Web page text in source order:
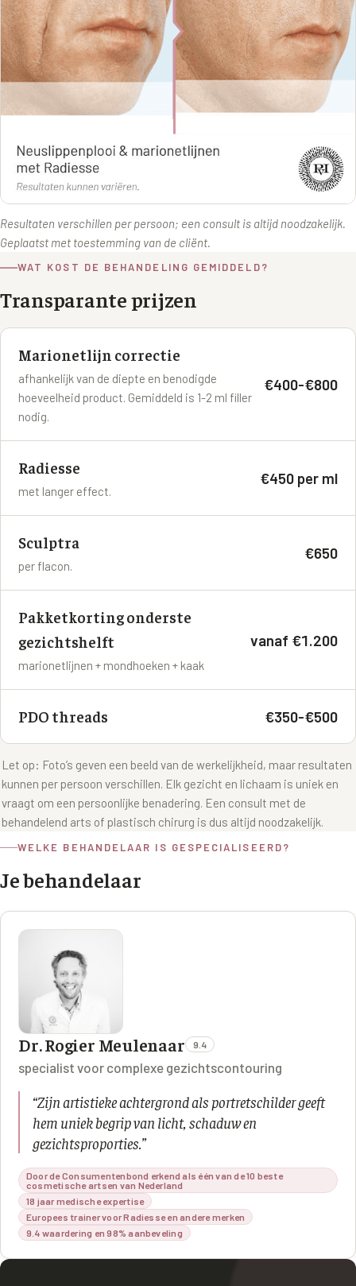
Resultaten verschillen per persoon; een consult is altijd noodzakelijk.
Geplaatst met toestemming van de cliënt.
WAT KOST DE BEHANDELING GEMIDDELD?
Transparante prijzen
Marionetlijn correctie
afhankelijk van de diepte en benodigde
hoeveelheid product. Gemiddeld is 1-2 ml filler
nodig.
€400-€800
Radiesse
met langer effect.
€450 per ml
Sculptra
per flacon.
€650
Pakketkorting onderste
gezichtshelft
marionetlijnen + mondhoeken + kaak
vanaf €1.200
PDO threads €350-€500
Let op: Foto’s geven een beeld van de werkelijkheid, maar resultaten
kunnen per persoon verschillen. Elk gezicht en lichaam is uniek en
vraagt om een persoonlijke benadering. Een consult met de
behandelend arts of plastisch chirurg is dus altijd noodzakelijk.
WELKE BEHANDELAAR IS GESPECIALISEERD?
Je behandelaar
Dr. Rogier Meulenaar 9.4
specialist voor complexe gezichtscontouring
“Zijn artistieke achtergrond als portretschilder geeft
hem uniek begrip van licht, schaduw en
gezichtsproporties.”
Door de Consumentenbond erkend als één van de 10 beste
cosmetische artsen van Nederland
18 jaar medische expertise
Europees trainer voor Radiesse en andere merken
9.4 waardering en 98% aanbeveling